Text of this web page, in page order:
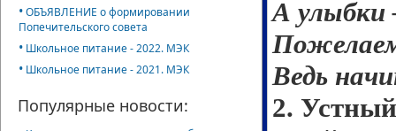
•ОБЪЯВЛЕНИЕ о формировании
Попечительского совета
• Школьное питание - 2022. МЭК
• Школьное питание - 2021. МЭК
Популярные новости:
А улыбки
Пожелаем
Ведь
2.